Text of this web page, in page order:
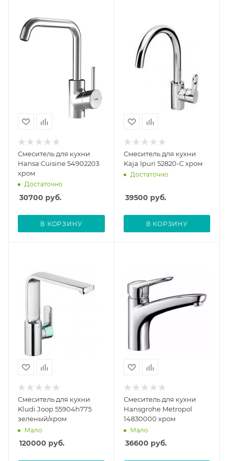
Смеситель для кухни
Hansa Cuisine 54902203
хром
Достаточно
30700 руб.
В КОРЗИНУ
Смеситель для кухни
Kaja Ipuri 52820-С хром
Достаточно
39500 руб.
В КОРЗИНУ
Смеситель для кухни
Kludi Joop 55904h775
зеленый/хром
Мало
120000 руб.
Смеситель для кухни
Hansgrohe Metropol
14830000 хром
Мало
36600 руб.